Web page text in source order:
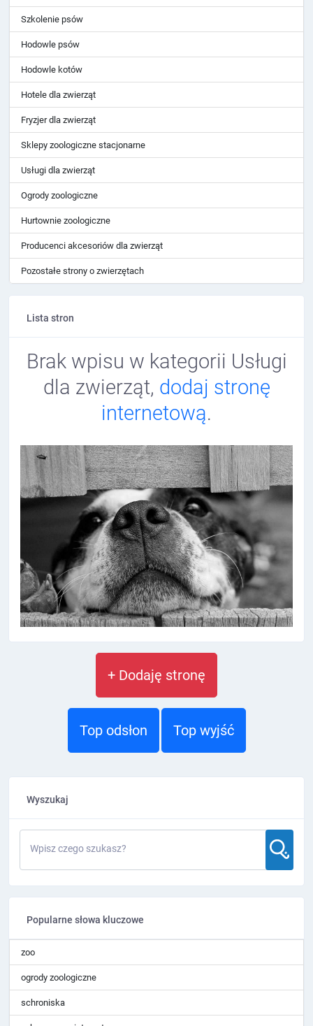
Szkolenie psów
Hodowle psów
Hodowle kotów
Hotele dla zwierząt
Fryzjer dla zwierząt
Sklepy zoologiczne stacjonarne
Usługi dla zwierząt
Ogrody zoologiczne
Hurtownie zoologiczne
Producenci akcesoriów dla zwierząt
Pozostałe strony o zwierzętach
Lista stron
Brak wpisu w kategorii Usługi
dla zwierząt, dodaj stronę
internetową.
+ Dodaję stronę
Top odsłon Top wyjść
Wyszukaj
Wpisz czego szukasz?
Popularne słowa kluczowe
zoo
ogrody zoologiczne
schroniska